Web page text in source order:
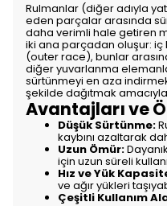
Rulmanlar (diğer adıyla
eden parçalar arasında
daha verimli hale getiren
iki ana parçadan oluşur: iç
(outer race), bunlar
diğer yuvarlanma
sürtünmeyi en aza
şekilde dağıtmak
Avantajları ve
Düşük Sürtünme:
kaybını azaltarak
Uzun Ömür:
için uzun süreli
Hız ve Yük
ve ağır yükleri
Çeşitli Kullanım